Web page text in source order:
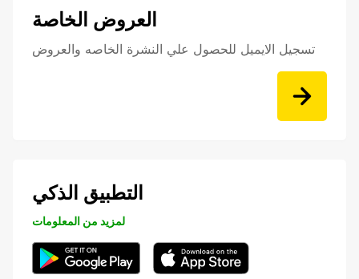
العروض الخاصة
تسجيل الايميل للحصول علي النشرة الخاصه والعروض
التطبيق الذكي
لمزيد من المعلومات